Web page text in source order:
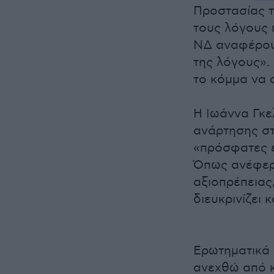
Προστασίας
τους λόγους
ΝΔ
της
το κόμμα να
Η Ιωάννα
ανάρτησης
«πρόσφατες
Όπως
διευκρινίζει
ανεχθώ από